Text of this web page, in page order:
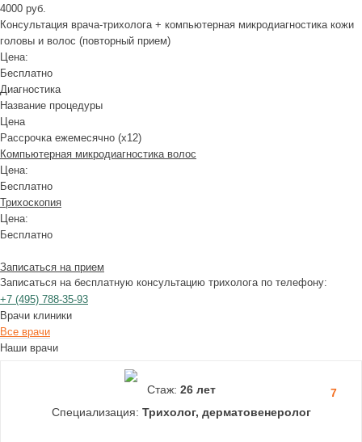
4000 руб.
Консультация врача-трихолога + компьютерная микродиагностика кожи
головы и волос (повторный прием)
Цена:
Бесплатно
Диагностика
Название процедуры
Цена
Рассрочка ежемесячно (x12)
Компьютерная микродиагностика волос
Цена:
Бесплатно
Трихоскопия
Цена:
Бесплатно
Записаться на прием
Записаться на бесплатную консультацию трихолога по телефону:
+7 (495) 788-35-93
Врачи клиники
Все врачи
Наши врачи
7
Стаж: 26 лет
Специализация: Трихолог, дерматовенеролог